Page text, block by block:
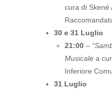
cura di Skené
30 e 31 Luglio
21:00 –
Musicale a
Inferiore
31 Luglio